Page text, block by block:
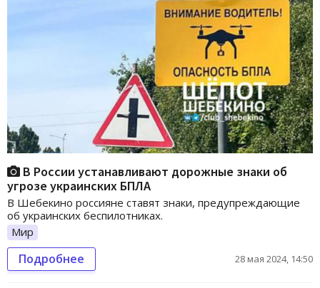
В России устанавливают дорожные знаки об
угрозе украинских БПЛА
В Шебекино россияне ставят знаки, предупреждающие
об украинских беспилотниках.
Мир
Подробнее 28 мая 2024, 14:50